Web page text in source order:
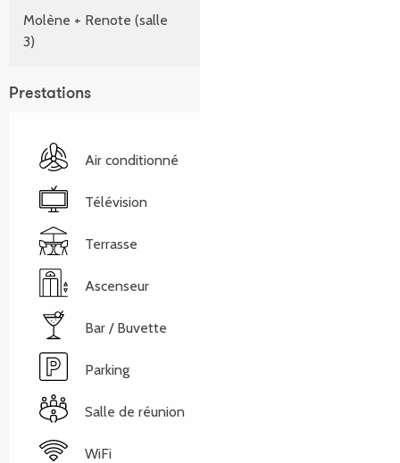
Molène + Renote (salle
3)
Prestations
Air conditionné
Télévision
Terrasse
Ascenseur
Bar / Buvette
Parking
Salle de réunion
WiFi